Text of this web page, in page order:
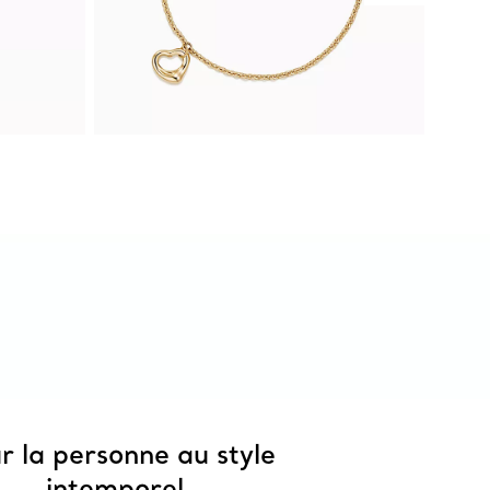
la personne au style